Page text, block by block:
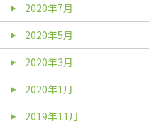
2020年7月
2020年5月
2020年3月
2020年1月
2019年11月